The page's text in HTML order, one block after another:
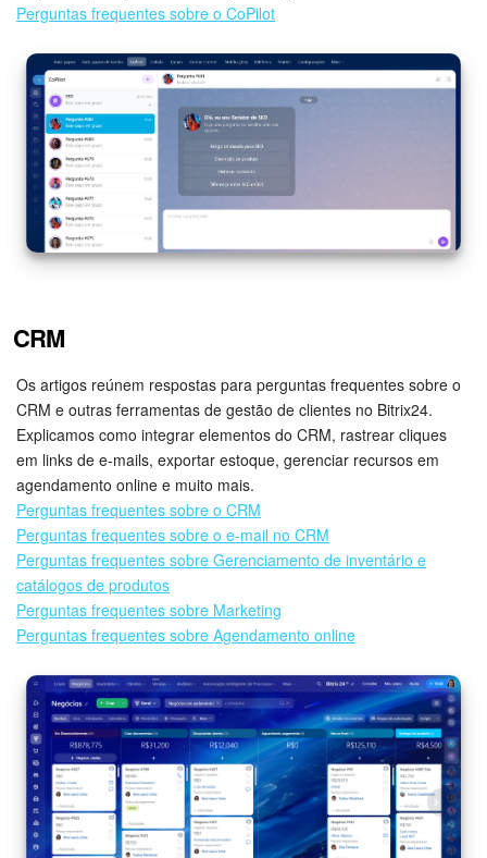
LOGIN
Perguntas frequentes sobre o CoPilot
CRM
Os artigos reúnem respostas para perguntas frequentes sobre o
CRM e outras ferramentas de gestão de clientes no Bitrix24.
Explicamos como integrar elementos do CRM, rastrear cliques
em links de e-mails, exportar estoque, gerenciar recursos em
agendamento online e muito mais.
Perguntas frequentes sobre o CRM
Perguntas frequentes sobre o e-mail no CRM
Perguntas frequentes sobre Gerenciamento de inventário e
catálogos de produtos
Perguntas frequentes sobre Marketing
Perguntas frequentes sobre Agendamento online